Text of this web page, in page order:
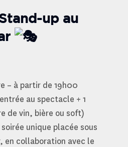
up au
– à partir de 19h00
au spectacle + 1
de vin, bière ou soft)
unique placée sous
en collaboration avec le